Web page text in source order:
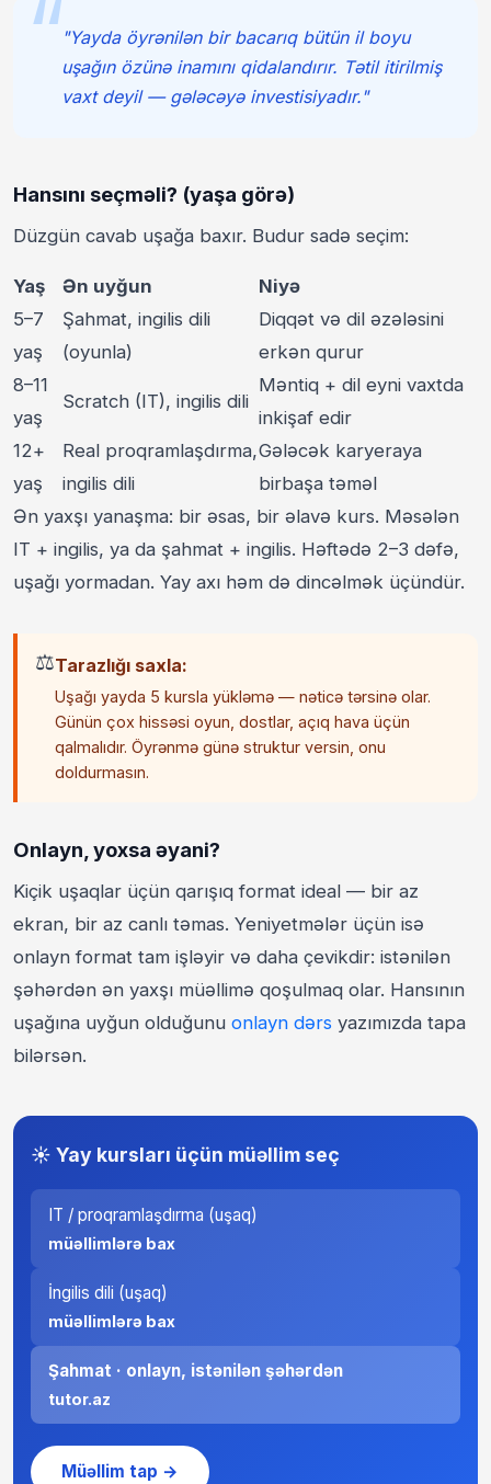
"Yayda öyrənilən bir bacarıq bütün il boyu
uşağın özünə inamını qidalandırır. Tətil itirilmiş
vaxt deyil — gələcəyə investisiyadır."
Hansını seçməli? (yaşa görə)
Düzgün cavab uşağa baxır. Budur sadə seçim:
Yaş Ən uyğun
Niyə
5–7
yaş
Şahmat, ingilis dili
(oyunla)
Diqqət və dil əzələsini
erkən qurur
8–11
yaş
Scratch (IT), ingilis dili
Məntiq + dil eyni vaxtda
inkişaf edir
12+
yaş
Real proqramlaşdırma,
ingilis dili
Gələcək karyeraya
birbaşa təməl
Ən yaxşı yanaşma: bir əsas, bir əlavə kurs. Məsələn
IT + ingilis, ya da şahmat + ingilis. Həftədə 2–3 dəfə,
uşağı yormadan. Yay axı həm də dincəlmək üçündür.
⚖️Tarazlığı saxla:
Uşağı yayda 5 kursla yükləmə — nəticə tərsinə olar.
Günün çox hissəsi oyun, dostlar, açıq hava üçün
qalmalıdır. Öyrənmə günə struktur versin, onu
doldurmasın.
Onlayn, yoxsa əyani?
Kiçik uşaqlar üçün qarışıq format ideal — bir az
ekran, bir az canlı təmas. Yeniyetmələr üçün isə
onlayn format tam işləyir və daha çevikdir: istənilən
şəhərdən ən yaxşı müəllimə qoşulmaq olar. Hansının
uşağına uyğun olduğunu onlayn dərs yazımızda tapa
bilərsən.
☀️ Yay kursları üçün müəllim seç
IT / proqramlaşdırma (uşaq)
müəllimlərə bax
İngilis dili (uşaq)
müəllimlərə bax
Şahmat · onlayn, istənilən şəhərdən
tutor.az
Müəllim tap →